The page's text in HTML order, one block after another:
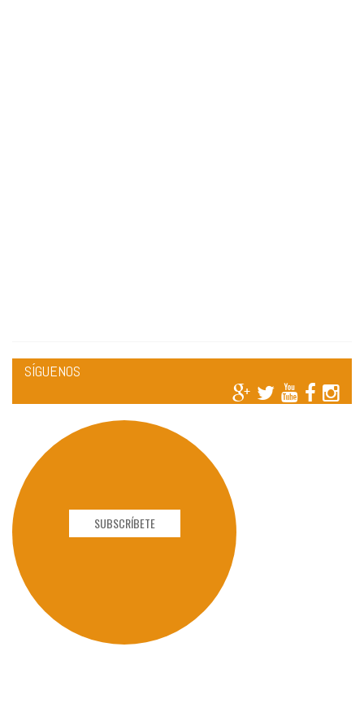
SÍGUENOS
SUBSCRÍBETE